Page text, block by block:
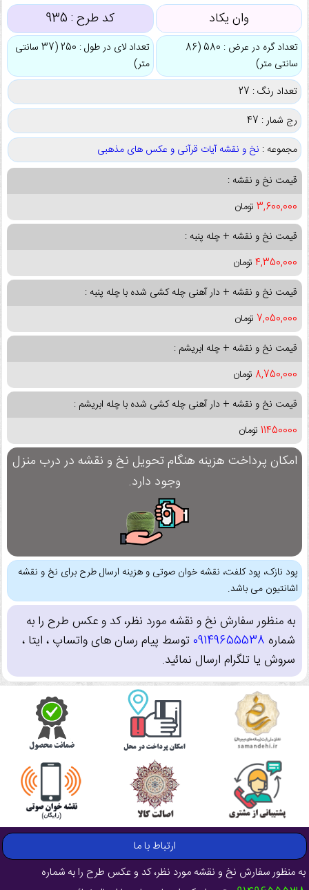
وان یکاد کد طرح : 935
تعداد گره در عرض : 580 (86
سانتی متر)
تعداد لای در طول : 250 (37 سانتی
متر)
تعداد رنگ : 27
رج شمار : 47
مجموعه : نخ و نقشه آیات قرآنی و عکس های مذهبی
قیمت نخ و نقشه :
3,600,000 تومان
قیمت نخ و نقشه + چله پنبه :
4,350,000 تومان
قیمت نخ و نقشه + دار آهنی چله کشی شده با چله پنبه :
7,050,000 تومان
قیمت نخ و نقشه + چله ابریشم :
8,750,000 تومان
قیمت نخ و نقشه + دار آهنی چله کشی شده با چله ابریشم :
11450000 تومان
امکان پرداخت هزینه هنگام تحویل نخ و نقشه در درب منزل
وجود دارد.
پود نازک، پود کلفت، نقشه خوان صوتی و هزینه ارسال طرح برای نخ و نقشه
اشانتیون می باشد.
به منظور سفارش نخ و نقشه مورد نظر، کد و عکس طرح را به
شماره 09149655538توسط پیام رسان های واتساپ ، ایتا ،
سروش یا تلگرام ارسال نمائید.
ارتباط با ما
به منظور سفارش نخ و نقشه مورد نظر، کد و عکس طرح را به شماره